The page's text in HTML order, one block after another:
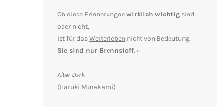
Ob diese Erinnerungenwirklich wichtig sind
oder nicht,
ist für dasWeiterleben nicht von Bedeutung.
Sie sind nur Brennstoff. «
After Dark
(Haruki Murakami)